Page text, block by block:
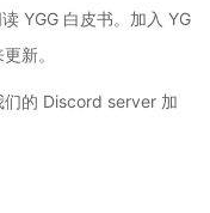
YGG 白皮书。加入 YG
新。
们的 Discord server 加